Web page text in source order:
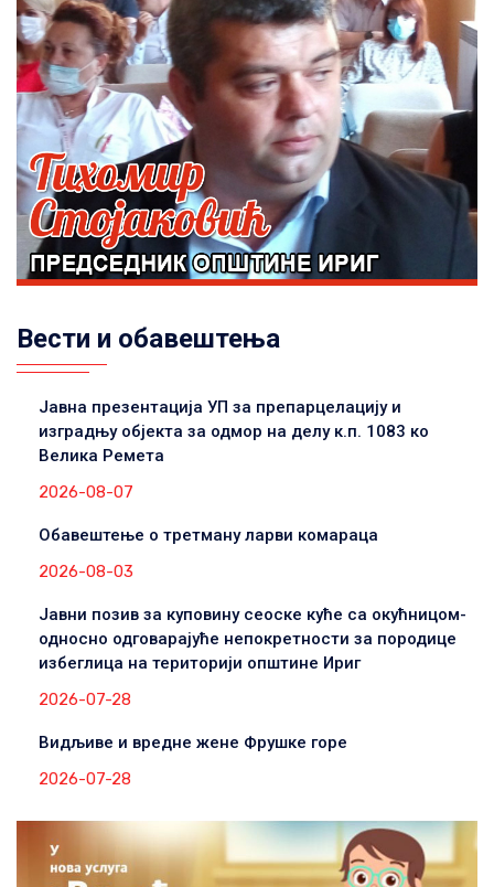
Вести и обавештења
Јавна презентација УП за препарцелацију и
изградњу објекта за одмор на делу к.п. 1083 ко
Велика Ремета
2026-08-07
Обавештење о третману ларви комараца
2026-08-03
Јавни позив за куповину сеоске куће са окућницом-
односно одговарајуће непокретности за породице
избеглица на територији општине Ириг
2026-07-28
Видљиве и вредне жене Фрушке горе
2026-07-28